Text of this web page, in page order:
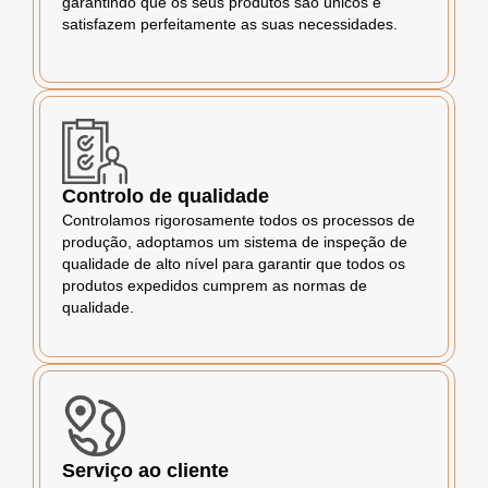
satisfazem perfeitamente as suas necessidades.
Controlo de qualidade
Controlamos rigorosamente todos os processos de
produção, adoptamos um sistema de inspeção de
qualidade de alto nível para garantir que todos os
produtos expedidos cumprem as normas de
qualidade.
Serviço ao cliente